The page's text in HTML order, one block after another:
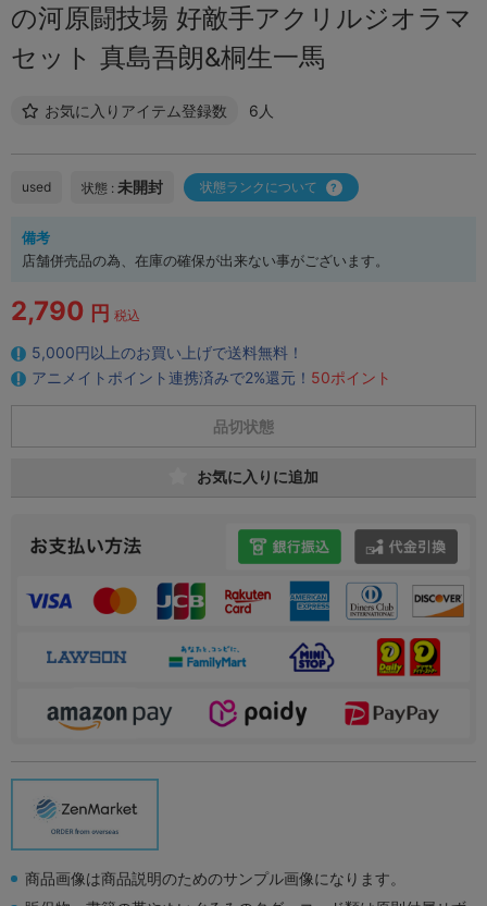
の河原闘技場 好敵手アクリルジオラマ
セット 真島吾朗&桐生一馬
お気に入りアイテム登録数 6人
used 状態 : 未開封 状態ランクについて
備考
店舗併売品の為、在庫の確保が出来ない事がございます。
2,790 円 税込
5,000円以上のお買い上げで送料無料！
アニメイトポイント連携済みで2%還元！ 50ポイント
品切状態
お気に入りに追加
商品画像は商品説明のためのサンプル画像になります。